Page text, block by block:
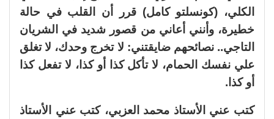
الكلي، (كونسلتو كامل) قرر أن القلب في حالة
خطيرة، وأنني أعاني من قصور شديد في الشريان
التاجي.. نصائحهم ضايقتني: لا تخرج وحدك، لا تغلق
علي نفسك الحمام، لا تأكل كذا أو كذا، لا تفعل كذا
أو كذا.
كتب عني الأستاذ محمد العزبي، كتب عني الأستاذ